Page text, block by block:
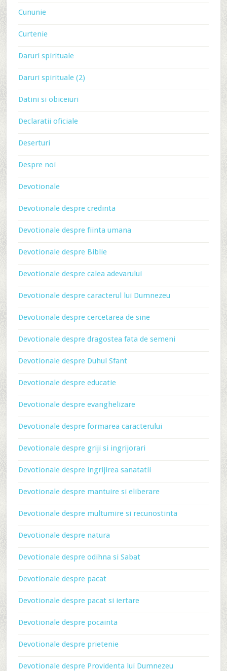
Cununie
Curtenie
Daruri spirituale
Daruri spirituale (2)
Datini si obiceiuri
Declaratii oficiale
Deserturi
Despre noi
Devotionale
Devotionale despre credinta
Devotionale despre fiinta umana
Devotionale despre Biblie
Devotionale despre calea adevarului
Devotionale despre caracterul lui Dumnezeu
Devotionale despre cercetarea de sine
Devotionale despre dragostea fata de semeni
Devotionale despre Duhul Sfant
Devotionale despre educatie
Devotionale despre evanghelizare
Devotionale despre formarea caracterului
Devotionale despre griji si ingrijorari
Devotionale despre ingrijirea sanatatii
Devotionale despre mantuire si eliberare
Devotionale despre multumire si recunostinta
Devotionale despre natura
Devotionale despre odihna si Sabat
Devotionale despre pacat
Devotionale despre pacat si iertare
Devotionale despre pocainta
Devotionale despre prietenie
Devotionale despre Providenta lui Dumnezeu